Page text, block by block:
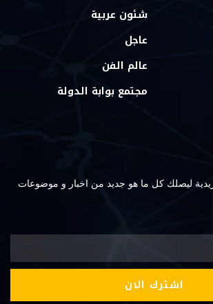
شئون عربية
عاجل
عالم الفن
مجتمع بوابة الدولة
ليصلك كل ما هو جديد من اخبار و موضوعات